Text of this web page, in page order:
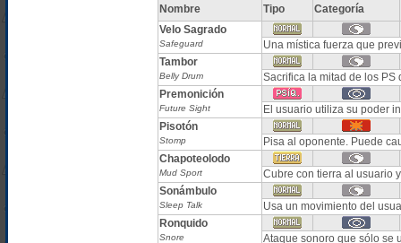
Nombre
Tipo Categoría
Velo Sagrado
Safeguard
Una mística fuerza que
Tambor
Belly Drum
Sacrifica la mitad de los PS
Premonición
Future Sight
El usuario utiliza su poder
Pisotón
Stomp
Pisa al oponente. Puede
Chapoteolodo
Mud Sport
Cubre con tierra al usuario
Sonámbulo
Sleep Talk
Usa un movimiento del
Ronquido
Snore
Ataque sonoro que sólo se